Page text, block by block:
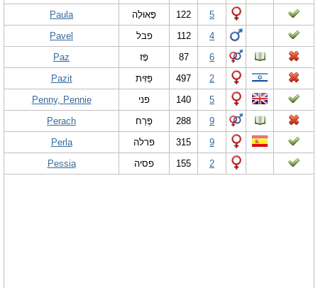
Contact Us
Paula
פָּאוּלָה 122
5
Pavel
פבל 112
4
Paz
פָּז 87
6
Pazit
פַּזִּית 497
2
Penny, Pennie
פני 140
5
Perach
פֶּרַח 288
9
Perla
פרלה 315
9
Pessia
פסיה 155 2